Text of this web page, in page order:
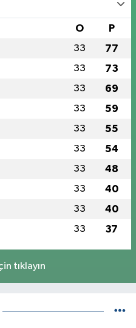
O P
33 77
33 73
33 69
33 59
33 55
33 54
33 48
33 40
33 40
33 37
tıklayın